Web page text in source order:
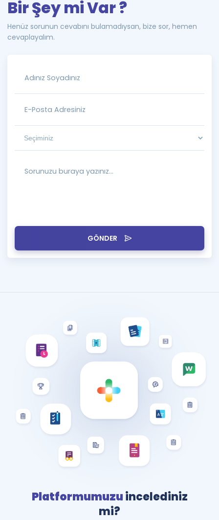
GÖNDER
Bir Şey mi Var ?
Henüz sorunun cevabını bulamadıysan, bize sor, hemen
cevaplayalım.
Platformumuzuincelediniz
mi?